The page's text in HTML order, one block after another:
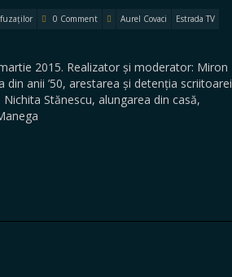
0 Comment Aurel Covaci
Estrada TV
2015. Realizator și moderator: Miron
anii ’50, arestarea și detenția scriitoarei
Stănescu, alungarea din casă,